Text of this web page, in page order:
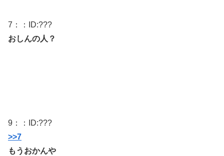
7 ：：ID:???
おしんの人？
9 ：：ID:???
>>7
もうおかんや